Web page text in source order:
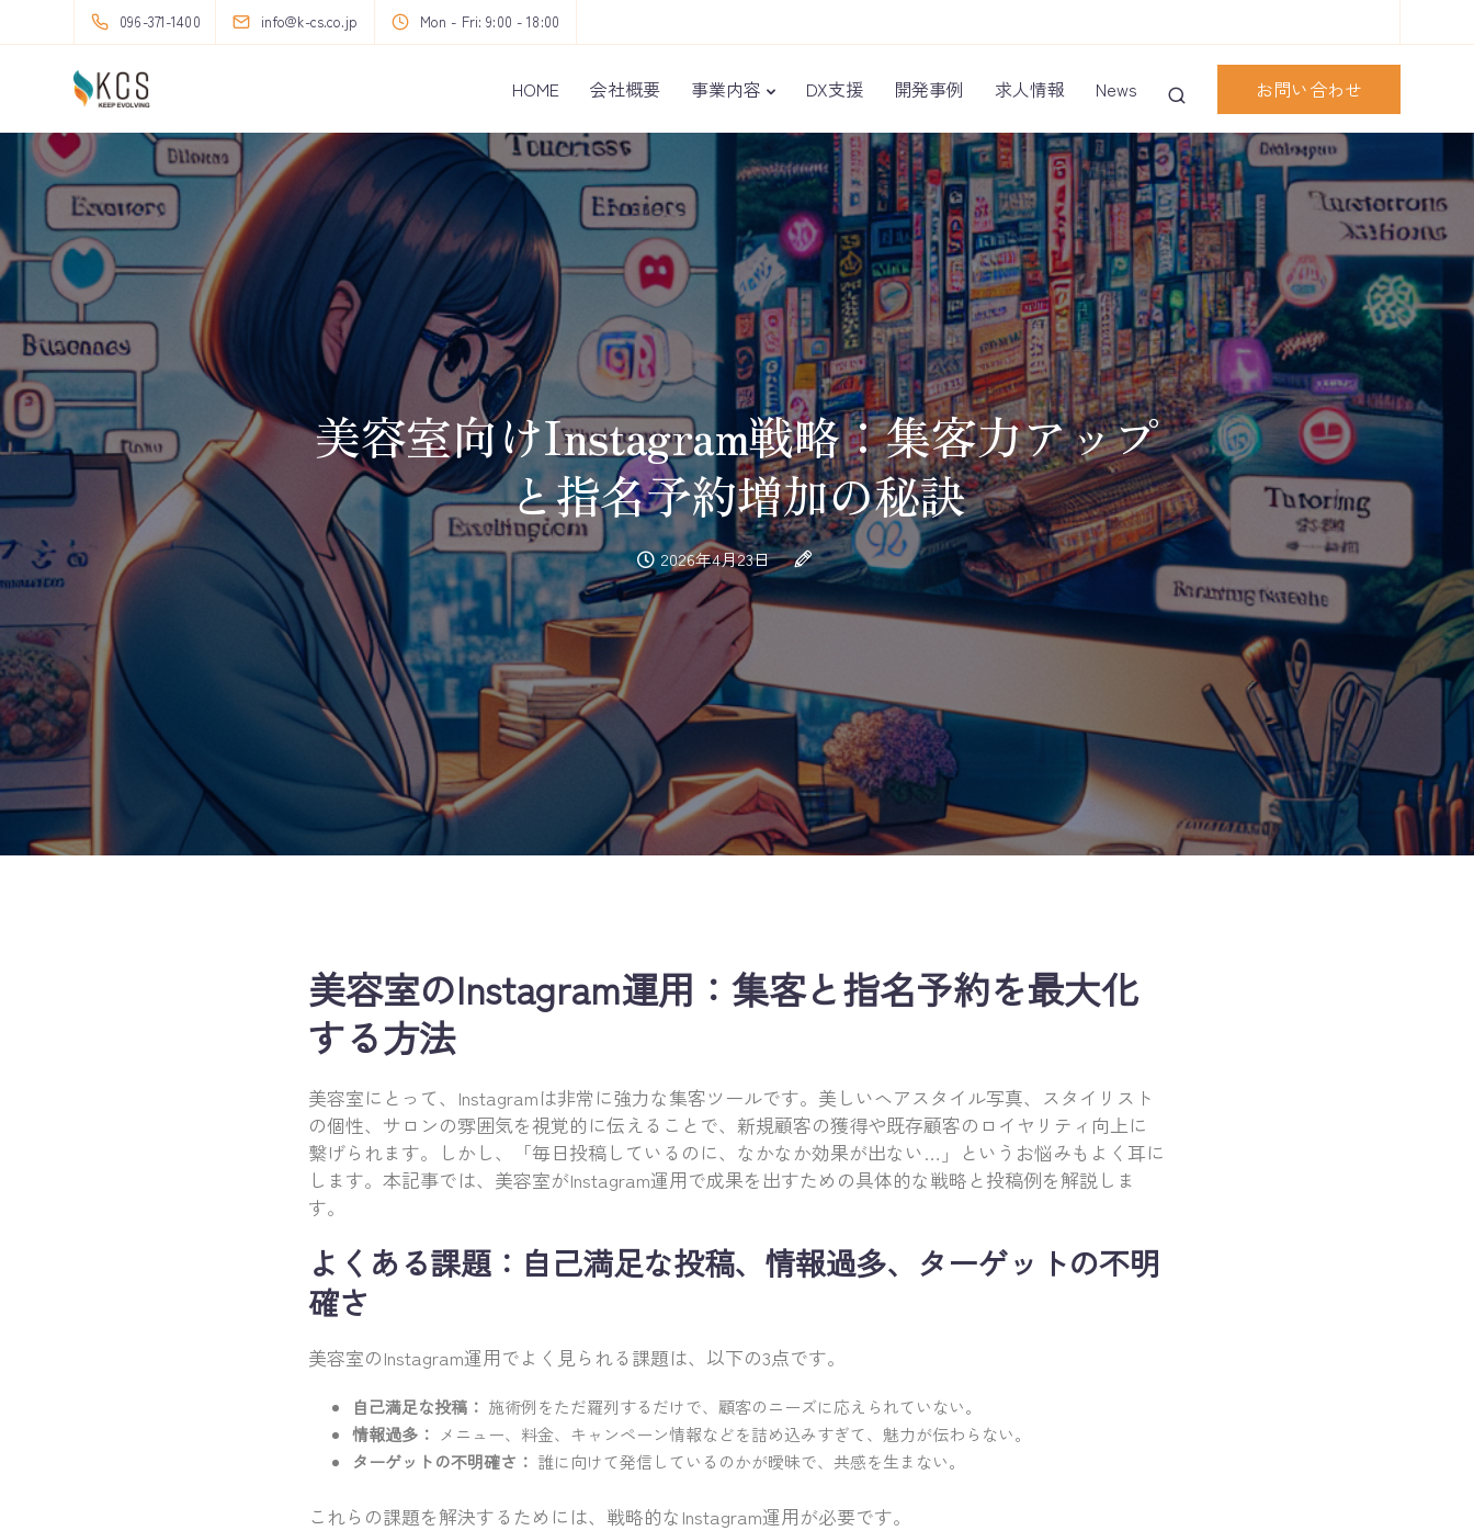
096-371-1400 info@k-cs.co.jp Mon - Fri: 9:00 - 18:00
HOME 会社概要 事業内容 DX支援 開発事例 求人情報 News お問い合わせ
美容室向けInstagram戦略：集客力アップ
と指名予約増加の秘訣
2026年4月23日
美容室のInstagram運用：集客と指名予約を最大化
する方法
美容室にとって、Instagramは非常に強力な集客ツールです。美しいヘアスタイル写真、スタイリスト
の個性、サロンの雰囲気を視覚的に伝えることで、新規顧客の獲得や既存顧客のロイヤリティ向上に
繋げられます。しかし、「毎日投稿しているのに、なかなか効果が出ない…」というお悩みもよく耳に
します。本記事では、美容室がInstagram運用で成果を出すための具体的な戦略と投稿例を解説しま
す。
よくある課題：自己満足な投稿、情報過多、ターゲットの不明
確さ
美容室のInstagram運用でよく見られる課題は、以下の3点です。
自己満足な投稿： 施術例をただ羅列するだけで、顧客のニーズに応えられていない。
情報過多： メニュー、料金、キャンペーン情報などを詰め込みすぎて、魅力が伝わらない。
ターゲットの不明確さ： 誰に向けて発信しているのかが曖昧で、共感を生まない。
これらの課題を解決するためには、戦略的なInstagram運用が必要です。